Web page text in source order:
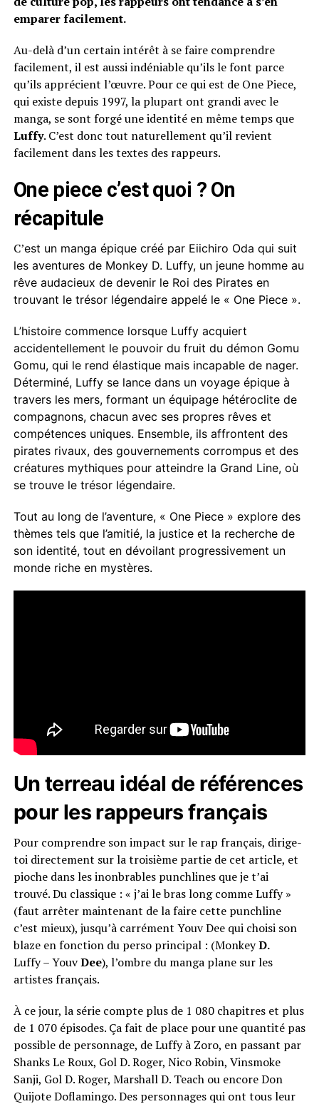
emparer facilement.
Au-delà d’un certain intérêt à se faire comprendre
facilement, il est aussi indéniable qu’ils le font parce
qu’ils apprécient l’œuvre. Pour ce qui est de One Piece,
qui existe depuis 1997, la plupart ont grandi avec le
manga, se sont forgé une identité en même temps que
Luffy. C’est donc tout naturellement qu’il revient
facilement dans les textes des rappeurs.
One piece c’est quoi ? On
récapitule
C’est un manga épique créé par Eiichiro Oda qui suit
les aventures de Monkey D. Luffy, un jeune homme au
rêve audacieux de devenir le Roi des Pirates en
trouvant le trésor légendaire appelé le « One Piece ».
L’histoire commence lorsque Luffy acquiert
accidentellement le pouvoir du fruit du démon Gomu
Gomu, qui le rend élastique mais incapable de nager.
Déterminé, Luffy se lance dans un voyage épique à
travers les mers, formant un équipage hétéroclite de
compagnons, chacun avec ses propres rêves et
compétences uniques. Ensemble, ils affrontent des
pirates rivaux, des gouvernements corrompus et des
créatures mythiques pour atteindre la Grand Line, où
se trouve le trésor légendaire.
Tout au long de l’aventure, « One Piece » explore des
thèmes tels que l’amitié, la justice et la recherche de
son identité, tout en dévoilant progressivement un
monde riche en mystères.
Un terreau idéal de références
pour les rappeurs français
Pour comprendre son impact sur le rap français, dirige-
toi directement sur la troisième partie de cet article, et
pioche dans les inonbrables punchlines que je t’ai
trouvé. Du classique : « j’ai le bras long comme Luffy »
(faut arrêter maintenant de la faire cette punchline
c’est mieux), jusqu’à carrément Youv Dee qui choisi son
blaze en fonction du perso principal : (MonkeyD.
Luffy – YouvDee), l’ombre du manga plane sur les
artistes français.
À ce jour, la série compte plus de 1 080 chapitres et plus
de 1 070 épisodes. Ça fait de place pour une quantité pas
possible de personnage, de Luffy à Zoro, en passant par
Shanks Le Roux, Gol D. Roger, Nico Robin, Vinsmoke
Sanji, Gol D. Roger, Marshall D. Teach ou encore Don
Quijote Doflamingo. Des personnages qui ont tous leur